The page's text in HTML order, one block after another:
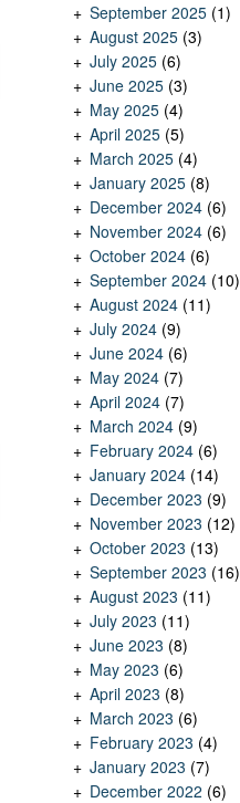
September 2025 (1)
August 2025 (3)
July 2025 (6)
June 2025 (3)
May 2025 (4)
April 2025 (5)
March 2025 (4)
January 2025 (8)
December 2024 (6)
November 2024 (6)
October 2024 (6)
September 2024 (10)
August 2024 (11)
July 2024 (9)
June 2024 (6)
May 2024 (7)
April 2024 (7)
March 2024 (9)
February 2024 (6)
January 2024 (14)
December 2023 (9)
November 2023 (12)
October 2023 (13)
September 2023 (16)
August 2023 (11)
July 2023 (11)
June 2023 (8)
May 2023 (6)
April 2023 (8)
March 2023 (6)
February 2023 (4)
January 2023 (7)
December 2022 (6)